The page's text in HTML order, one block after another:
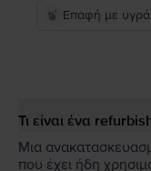
Επαφή με υγρά
Τι είναι ένα
Μια
που έχει ήδη